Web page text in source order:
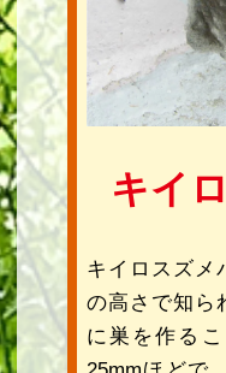
キイ
キイロスズメ
の高さで知ら
に巣を作る